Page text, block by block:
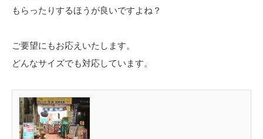
もらったりするほうが良いですよね？
ご要望にもお応えいたします。
どんなサイズでも対応しています。